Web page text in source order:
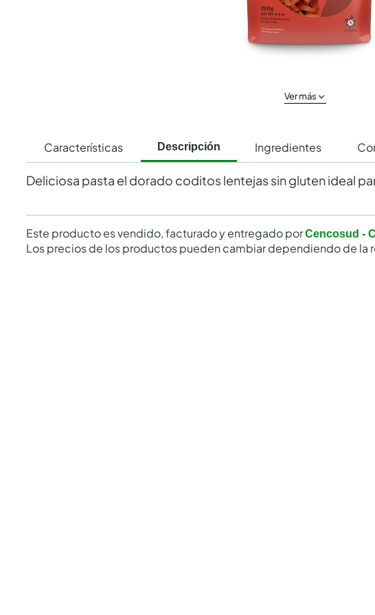
Ver más
Características Descripción Ingredientes
Deliciosa pasta el dorado coditos lentejas sin gluten ideal
Este producto es vendido, facturado y entregado porCencosud -
Los precios de los productos pueden cambiar dependiendo de la